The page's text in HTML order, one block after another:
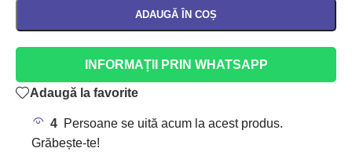
ADAUGĂ ÎN COȘ
INFORMAȚII PRIN WHATSAPP
Adaugă la favorite
4 Persoane se uită acum la acest produs.
Grăbește-te!